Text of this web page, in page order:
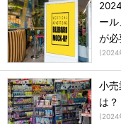
ー
が必
(2024
小売
は
(2024